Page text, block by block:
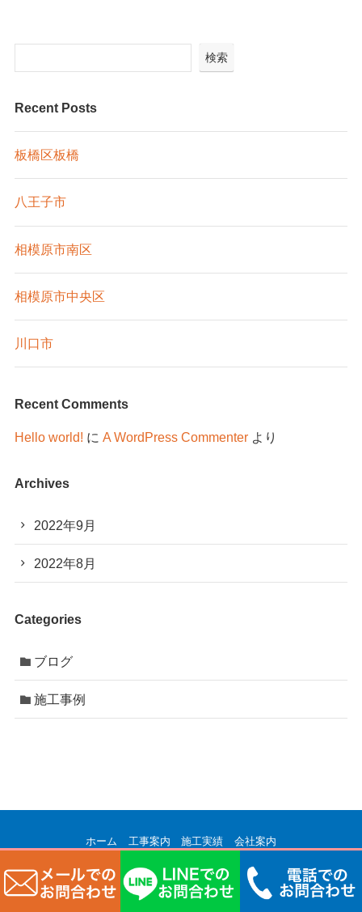
検索
Recent Posts
板橋区板橋
八王子市
相模原市南区
相模原市中央区
川口市
Recent Comments
Hello world! に A WordPress Commenterより
Archives
2022年9月
2022年8月
Categories
ブログ
施工事例
ホーム 工事案内 施工実績
会社案内
©株式会社サカエコーポレーション.